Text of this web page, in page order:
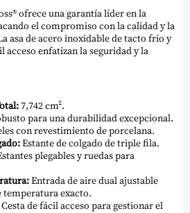
ofrece una garantía líder en la
el compromiso con la calidad y la
asa de acero inoxidable de tacto frío y
acceso enfatizan la seguridad y la
7,742 cm².
para una durabilidad excepcional.
con revestimiento de porcelana.
Estante de colgado de triple fila.
plegables y ruedas para
Entrada de aire dual ajustable
exacto.
Cesta de fácil acceso para gestionar el